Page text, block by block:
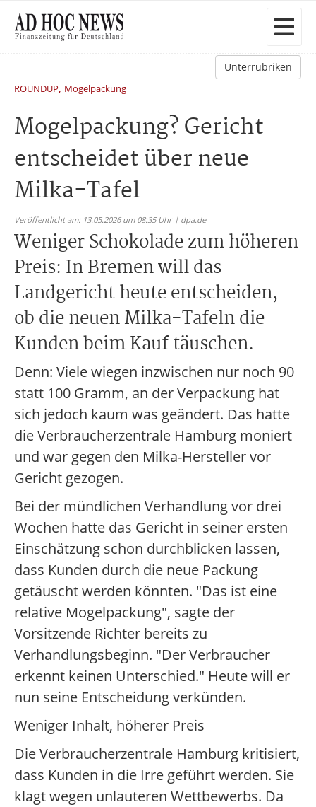
Unterrubriken
ROUNDUP, Mogelpackung
Mogelpackung? Gericht
entscheidet über neue
Milka-Tafel
Veröffentlicht am: 13.05.2026 um 08:35 Uhr | dpa.de
Weniger Schokolade zum höheren
Preis: In Bremen will das
Landgericht heute entscheiden,
ob die neuen Milka-Tafeln die
Kunden beim Kauf täuschen.
Denn: Viele wiegen inzwischen nur noch 90
statt 100 Gramm, an der Verpackung hat
sich jedoch kaum was geändert. Das hatte
die Verbraucherzentrale Hamburg moniert
und war gegen den Milka-Hersteller vor
Gericht gezogen.
Bei der mündlichen Verhandlung vor drei
Wochen hatte das Gericht in seiner ersten
Einschätzung schon durchblicken lassen,
dass Kunden durch die neue Packung
getäuscht werden könnten. "Das ist eine
relative Mogelpackung", sagte der
Vorsitzende Richter bereits zu
Verhandlungsbeginn. "Der Verbraucher
erkennt keinen Unterschied." Heute will er
nun seine Entscheidung verkünden.
Weniger Inhalt, höherer Preis
Die Verbraucherzentrale Hamburg kritisiert,
dass Kunden in die Irre geführt werden. Sie
klagt wegen unlauteren Wettbewerbs. Da